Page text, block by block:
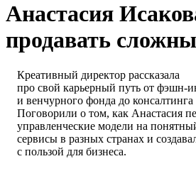
Анастасия
продавать
Креативный директор рассказала
про свой карьерный путь от фэшн-
и венчурного фонда до
Поговорили о том, как Анастасия
управленческие модели на
сервисы в разных странах и
с пользой для бизнеса.